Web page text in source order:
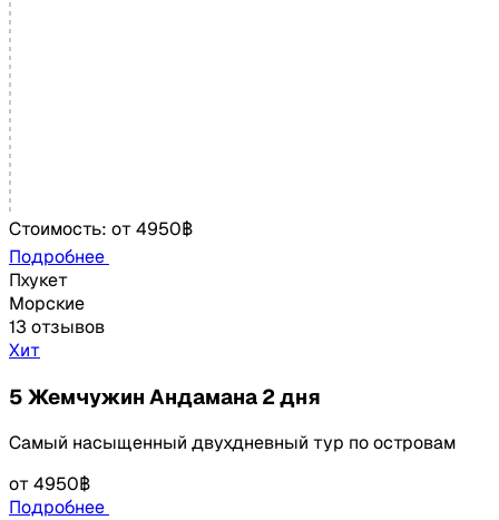
Стоимость: от4950฿
Подробнее
Пхукет
Морские
13 отзывов
Хит
5 Жемчужин Андамана 2 дня
Самый насыщенный двухдневный тур по островам
от4950฿
Подробнее